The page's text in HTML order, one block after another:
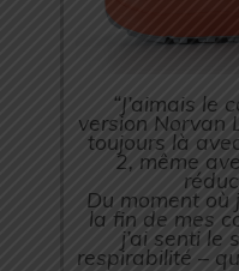
“J’aimais le
version Norvan
toujours là
2, même
Du moment où
la fin de mes
j’ai senti le
respirabilité –